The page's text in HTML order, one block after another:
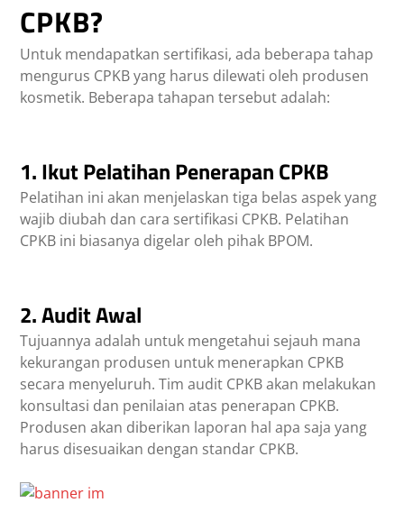
CPKB?
Untuk mendapatkan sertifikasi, ada beberapa tahap
mengurus CPKB yang harus dilewati oleh produsen
kosmetik. Beberapa tahapan tersebut adalah:
1. Ikut Pelatihan Penerapan CPKB
Pelatihan ini akan menjelaskan tiga belas aspek yang
wajib diubah dan cara sertifikasi CPKB. Pelatihan
CPKB ini biasanya digelar oleh pihak BPOM.
2. Audit Awal
Tujuannya adalah untuk mengetahui sejauh mana
kekurangan produsen untuk menerapkan CPKB
secara menyeluruh. Tim audit CPKB akan melakukan
konsultasi dan penilaian atas penerapan CPKB.
Produsen akan diberikan laporan hal apa saja yang
harus disesuaikan dengan standar CPKB.